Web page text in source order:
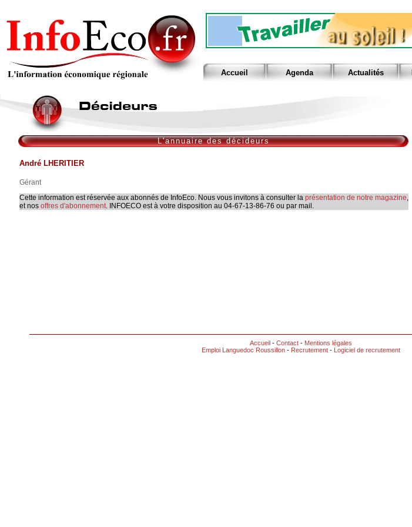
Accueil Agenda Actualités
L'annuaire des décideurs
André LHERITIER
Gérant
Cette information est réservée aux abonnés de InfoEco. Nous vous invitons à consulter la présentation de notre magazine,
et nos offres d'abonnement. INFOECO est à votre disposition au 04-67-13-86-76 ou par mail.
Accueil - Contact - Mentions légales
Emploi Languedoc Roussillon - Recrutement - Logiciel de recrutement